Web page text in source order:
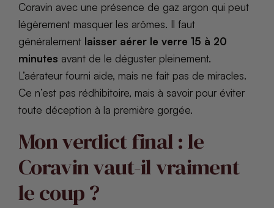
Coravin avec une présence de gaz argon qui peut
légèrement masquer les arômes. Il faut
généralement laisser aérer le verre 15 à 20
minutes avant de le déguster pleinement.
L’aérateur fourni aide, mais ne fait pas de miracles.
Ce n’est pas rédhibitoire, mais à savoir pour éviter
toute déception à la première gorgée.
Mon verdict final : le
Coravin vaut-il vraiment
le coup ?